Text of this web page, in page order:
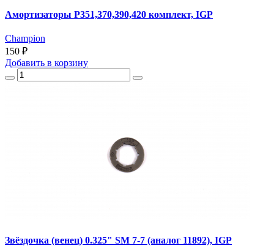
Амортизаторы Р351,370,390,420 комплект, IGP
Champion
150 ₽
Добавить в корзину
Звёздочка (венец) 0.325" SM 7-7 (аналог 11892), IGP